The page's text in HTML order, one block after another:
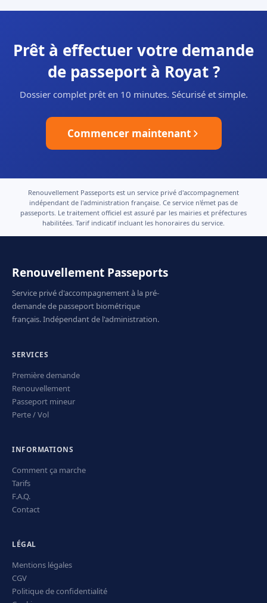
Prêt à effectuer votre demande
de passeport à Royat ?
Dossier complet prêt en 10 minutes. Sécurisé et simple.
Commencer maintenant
Renouvellement Passeports est un service privé d'accompagnement
indépendant de l'administration française. Ce service n'émet pas de
passeports. Le traitement officiel est assuré par les mairies et préfectures
habilitées. Tarif indicatif incluant les honoraires du service.
Renouvellement Passeports
Service privé d'accompagnement à la pré-
demande de passeport biométrique
français. Indépendant de l'administration.
SERVICES
Première demande
Renouvellement
Passeport mineur
Perte / Vol
INFORMATIONS
Comment ça marche
Tarifs
F.A.Q.
Contact
LÉGAL
Mentions légales
CGV
Politique de confidentialité